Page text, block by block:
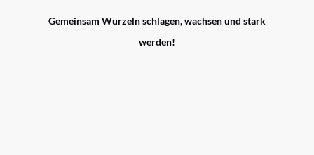
Gemeinsam Wurzeln schlagen, wachsen und stark
werden!